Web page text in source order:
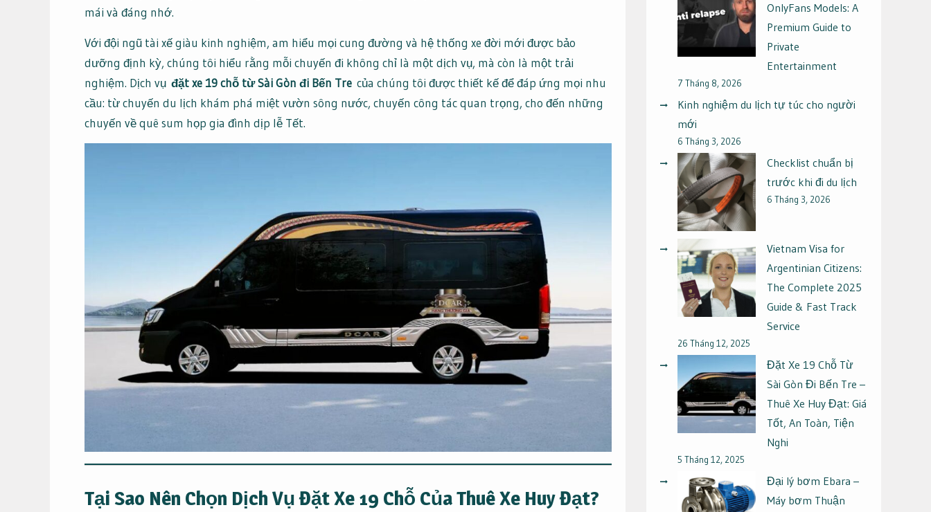
mái và đáng nhớ.
Với đội ngũ tài xế giàu kinh nghiệm, am hiểu mọi cung đường và hệ thống xe đời mới được bảo
dưỡng định kỳ, chúng tôi hiểu rằng mỗi chuyến đi không chỉ là một dịch vụ, mà còn là một trải
nghiệm. Dịch vụ đặt xe 19 chỗ từ Sài Gòn đi Bến Tre của chúng tôi được thiết kế để đáp ứng mọi nhu
cầu: từ chuyến du lịch khám phá miệt vườn sông nước, chuyến công tác quan trọng, cho đến những
chuyến về quê sum họp gia đình dịp lễ Tết.
Tại Sao Nên Chọn Dịch Vụ Đặt Xe 19 Chỗ Của Thuê Xe Huy Đạt?
OnlyFans Models: A
Premium Guide to
Private
Entertainment
7 Tháng 8, 2026
Kinh nghiệm du lịch tự túc cho người
mới
6 Tháng 3, 2026
Checklist chuẩn bị
trước khi đi du lịch
6 Tháng 3, 2026
Vietnam Visa for
Argentinian Citizens:
The Complete 2025
Guide & Fast Track
Service
26 Tháng 12, 2025
Đặt Xe 19 Chỗ Từ
Sài Gòn Đi Bến Tre –
Thuê Xe Huy Đạt: Giá
Tốt, An Toàn, Tiện
Nghi
5 Tháng 12, 2025
Đại lý bơm Ebara –
Máy bơm Thuận